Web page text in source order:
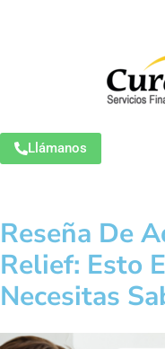
Llámanos
Reseña De
Relief: Esto
Necesitas